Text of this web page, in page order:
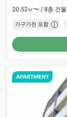
20.52㎡〜 / 8층 건물
가구가전 포함
APARTMENT